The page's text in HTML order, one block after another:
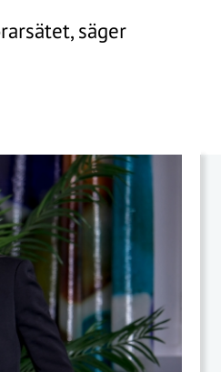
säger